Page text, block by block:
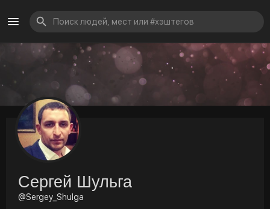
Сергей Шульга
@Sergey_Shulga